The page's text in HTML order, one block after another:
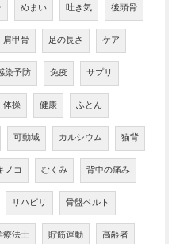
めまい 吐き気 後頭骨
肩甲骨 足の長さ ケア
染予防 免疫 サプリ
体操 健康 ふとん
可動域 カルシウム 猫背
ノコ むくみ 背中の痛み
リハビリ 骨盤ベルト
療法士 貯筋運動 高齢者